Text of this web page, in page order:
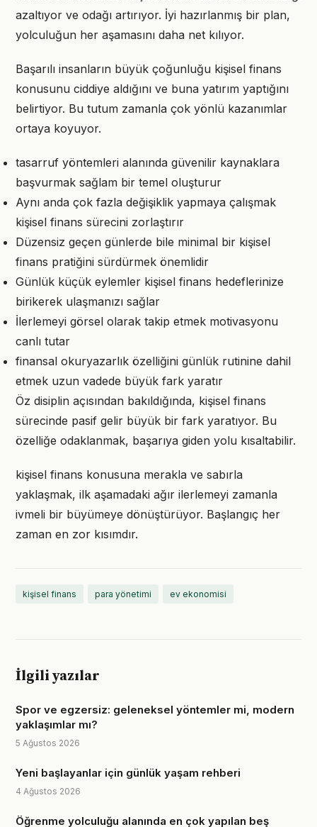
azaltıyor ve odağı artırıyor. İyi hazırlanmış bir plan,
yolculuğun her aşamasını daha net kılıyor.
Başarılı insanların büyük çoğunluğu kişisel finans
konusunu ciddiye aldığını ve buna yatırım yaptığını
belirtiyor. Bu tutum zamanla çok yönlü kazanımlar
ortaya koyuyor.
tasarruf yöntemleri alanında güvenilir kaynaklara
başvurmak sağlam bir temel oluşturur
Aynı anda çok fazla değişiklik yapmaya çalışmak
kişisel finans sürecini zorlaştırır
Düzensiz geçen günlerde bile minimal bir kişisel
finans pratiğini sürdürmek önemlidir
Günlük küçük eylemler kişisel finans hedeflerinize
birikerek ulaşmanızı sağlar
İlerlemeyi görsel olarak takip etmek motivasyonu
canlı tutar
finansal okuryazarlık özelliğini günlük rutinine dahil
etmek uzun vadede büyük fark yaratır
Öz disiplin açısından bakıldığında, kişisel finans
sürecinde pasif gelir büyük bir fark yaratıyor. Bu
özelliğe odaklanmak, başarıya giden yolu kısaltabilir.
kişisel finans konusuna merakla ve sabırla
yaklaşmak, ilk aşamadaki ağır ilerlemeyi zamanla
ivmeli bir büyümeye dönüştürüyor. Başlangıç her
zaman en zor kısımdır.
kişisel finans para yönetimi ev ekonomisi
İlgili yazılar
Spor ve egzersiz: geleneksel yöntemler mi, modern
yaklaşımlar mı?
5 Ağustos 2026
Yeni başlayanlar için günlük yaşam rehberi
4 Ağustos 2026
Öğrenme yolculuğu alanında en çok yapılan beş